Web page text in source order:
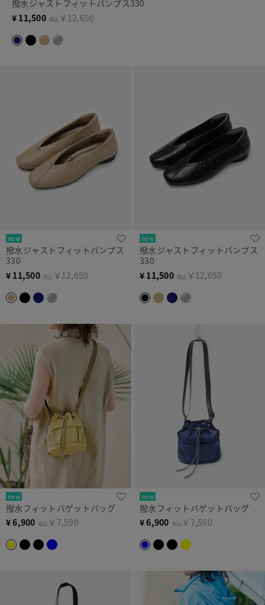
撥水ジャストフィットパンプス330
¥ 11,500 税込 ￥12,650
new
撥水ジャストフィットパンプス
330
¥ 11,500 税込 ￥12,650
new
撥水ジャストフィットパンプス
330
¥ 11,500 税込 ￥12,650
new
撥水フィットバゲットバッグ
¥6,900 税込 ￥7,590
new
撥水フィットバゲットバッグ
¥6,900 税込 ￥7,590